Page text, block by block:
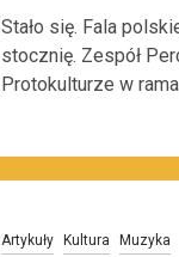
Stało się. Fala
stocznię. Zespół
Protokulturze w
Artykuły Kultura Muzyka